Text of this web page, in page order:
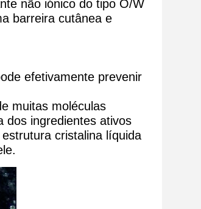
não iónico do tipo O/W
barreira cutânea e
efetivamente prevenir
muitas moléculas
dos ingredientes ativos
cristalina líquida